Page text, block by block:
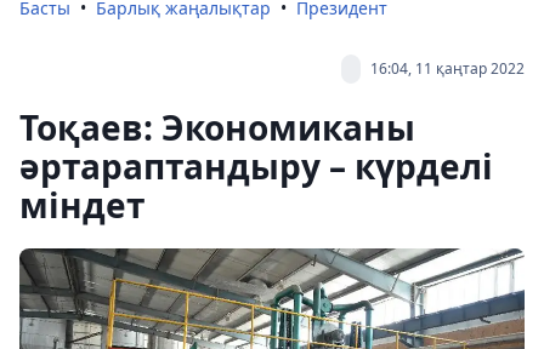
Басты Барлық жаңалықтар Президент
16:04, 11 қаңтар 2022
Тоқаев: Экономиканы
әртараптандыру – күрделі
міндет